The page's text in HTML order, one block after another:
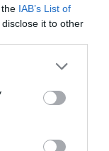
IAB’s List of
it to other
Campos